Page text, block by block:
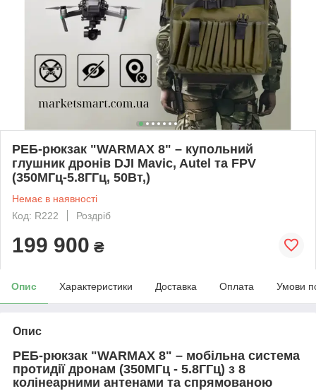
РЕБ-рюкзак "WARMAX 8" – купольний
глушник дронів DJI Mavic, Autel та FPV
(350МГц-5.8ГГц, 50Вт,)
Немає в наявності
Код: R222
Роздріб
199 900 ₴
Опис Характеристики Доставка Оплата Умови
Опис
РЕБ-рюкзак "WARMAX 8" – мобільна система
протидії дронам (350МГц - 5.8ГГц) з 8
колінеарними антенами та спрямованою